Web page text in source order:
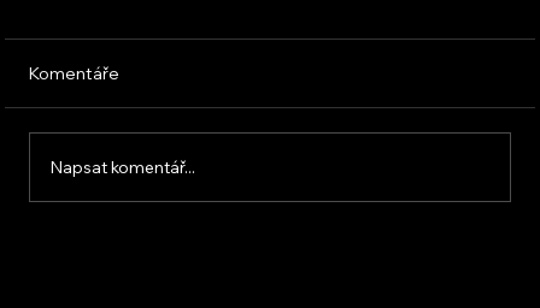
Komentáře
Napsat komentář...